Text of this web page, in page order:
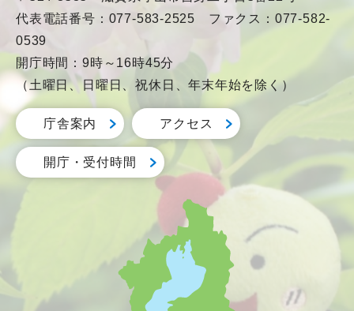
代表電話番号：077-583-2525 ファクス：077-582-
0539
開庁時間：9時～16時45分
（土曜日、日曜日、祝休日、年末年始を除く）
庁舎案内 アクセス
開庁・受付時間